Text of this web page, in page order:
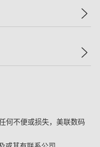
何不便或损失，美联数码